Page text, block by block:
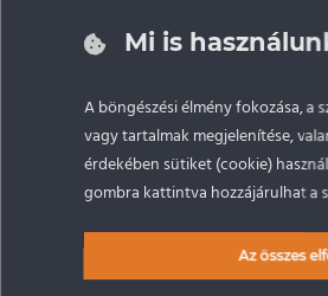
E-mail cím
Mi is
A böngészési élmény fokozása, a
vagy tartalmak megjelenítése,
érdekében sütiket (cookie)
gombra kattintva hozzájárulhat a
Az összes